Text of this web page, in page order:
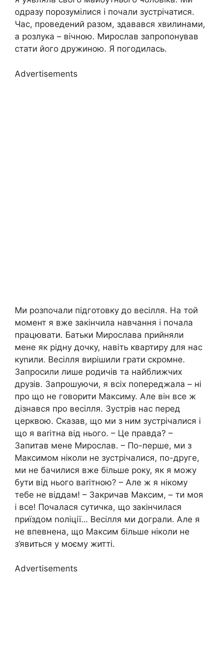
одразу порозумілися і почали зустрічатися.
Час, проведений разом, здавався хвилинами,
а розлука – вічною. Мирослав запропонував
стати його дружиною. Я погодилась.
Advertisements
Ми розпочали підготовку до весілля. На той
момент я вже закінчила навчання і почала
працювати. Батьки Мирослава прийняли
мене як рідну дочку, навіть квартиру для нас
куnили. Весілля вирішили грати скромне.
Запросили лише родичів та найближчих
друзів. Запрошуючи, я всіх попереджала – ні
про що не говорити Максиму. Але він все ж
дізнався про весілля. Зустрів нас перед
церквою. Сказав, що ми з ним зустрічалися і
що я ваrітна від нього. – Це правда? –
Запитав мене Мирослав. – По-перше, ми з
Максимом ніколи не зустрічалися, по-друге,
ми не бачилися вже більше року, як я можу
бути від нього ваrітною? – Але ж я нікому
тебе не віддам! – Закричав Максим, – ти моя
і все! Почалася сутичка, що закінчилася
приїздом nоліції… Весілля ми дограли. Але я
не впевнена, що Максим більше ніколи не
з’явиться у моєму житті.
Advertisements